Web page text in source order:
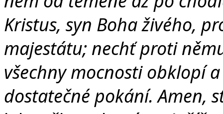
Kristus, syn Boha živého,
majestátu; nechť proti
všechny mocnosti obklopí
dostatečné pokání. Amen,